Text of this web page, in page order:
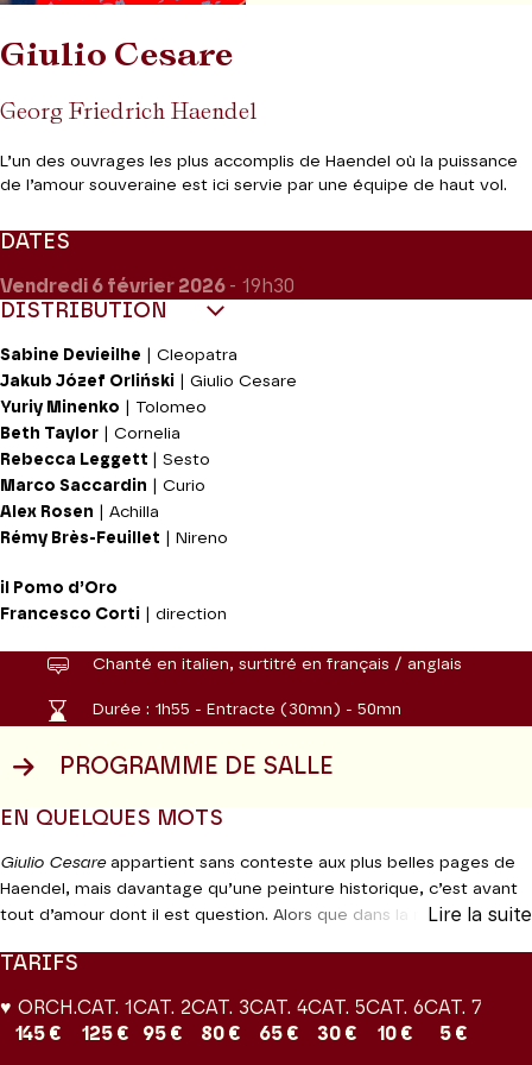
Giulio Cesare
Georg Friedrich Haendel
L’un des ouvrages les plus accomplis de Haendel où la puissance
de l’amour souveraine est ici servie par une équipe de haut vol.
DATES
Vendredi 6 février 2026 - 19h30
DISTRIBUTION
Sabine Devieilhe | Cleopatra
Jakub Józef Orliński | Giulio Cesare
Yuriy Minenko | Tolomeo
Beth Taylor | Cornelia
Rebecca Leggett
| Sesto
Marco Saccardin | Curio
Alex Rosen | Achilla
Rémy Brès-Feuillet | Nireno
il Pomo d’Oro
Francesco Corti | direction
Chanté en italien, surtitré en français / anglais
Durée : 1h55 - Entracte (30mn) - 50mn
PROGRAMME DE SALLE
EN QUELQUES MOTS
Giulio Cesare appartient sans conteste aux plus belles pages de
Haendel, mais davantage qu’une peinture historique, c’est avant
tout d’amour dont il est question. Alors que dans la majorité des
cœur et autres passions, ici ce sont les raisons d’État qui
tendres. Le librettiste prend plaisir à multiplier les embûches sur le
chemin de l’amour, et Haendel trouve l’occasion d’y répondre par
Lire la suite
TARIFS
♥ ORCH.
145 €
CAT. 1
125 €
CAT. 2
95 €
CAT. 3
80 €
CAT. 4
65 €
CAT. 5
30 €
CAT. 6
10 €
CAT. 7
5 €